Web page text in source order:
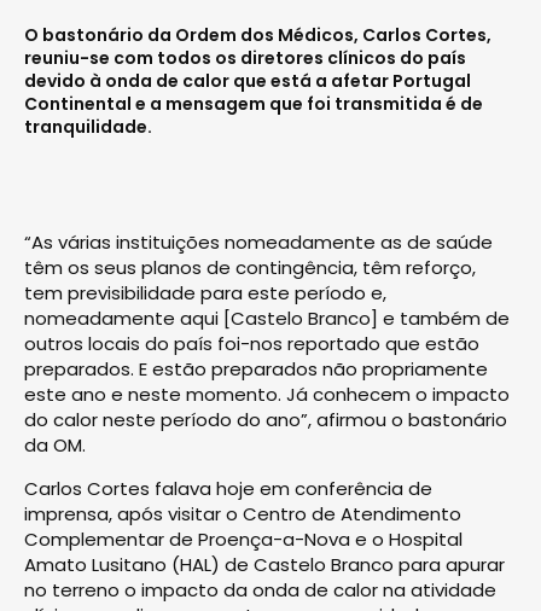
O bastonário da Ordem dos Médicos, Carlos Cortes,
reuniu-se com todos os diretores clínicos do país
devido à onda de calor que está a afetar Portugal
Continental e a mensagem que foi transmitida é de
tranquilidade.
“As várias instituições nomeadamente as de saúde
têm os seus planos de contingência, têm reforço,
tem previsibilidade para este período e,
nomeadamente aqui [Castelo Branco] e também de
outros locais do país foi-nos reportado que estão
preparados. E estão preparados não propriamente
este ano e neste momento. Já conhecem o impacto
do calor neste período do ano”, afirmou o bastonário
da OM.
Carlos Cortes falava hoje em conferência de
imprensa, após visitar o Centro de Atendimento
Complementar de Proença-a-Nova e o Hospital
Amato Lusitano (HAL) de Castelo Branco para apurar
no terreno o impacto da onda de calor na atividade